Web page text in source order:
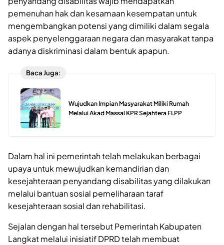
pemenuhan hak dan kesamaan kesempatan untuk
mengembangkan potensi yang dimiliki dalam segala
aspek penyelenggaraan negara dan masyarakat tanpa
adanya diskriminasi dalam bentuk apapun.
Baca Juga:
Wujudkan Impian Masyarakat Miliki Rumah
Melalui Akad Massal KPR Sejahtera FLPP
Dalam hal ini pemerintah telah melakukan berbagai
upaya untuk mewujudkan kemandirian dan
kesejahteraan penyandang disabilitas yang dilakukan
melalui bantuan sosial pemeliharaan taraf
kesejahteraan sosial dan rehabilitasi.
Sejalan dengan hal tersebut Pemerintah Kabupaten
Langkat melalui inisiatif DPRD telah membuat